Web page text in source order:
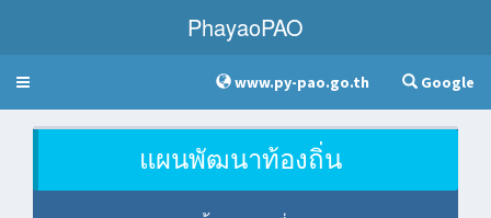
PhayaoPAO
Toggle
www.py-pao.go.th Google
แผนพัฒนาท้องถิ่น